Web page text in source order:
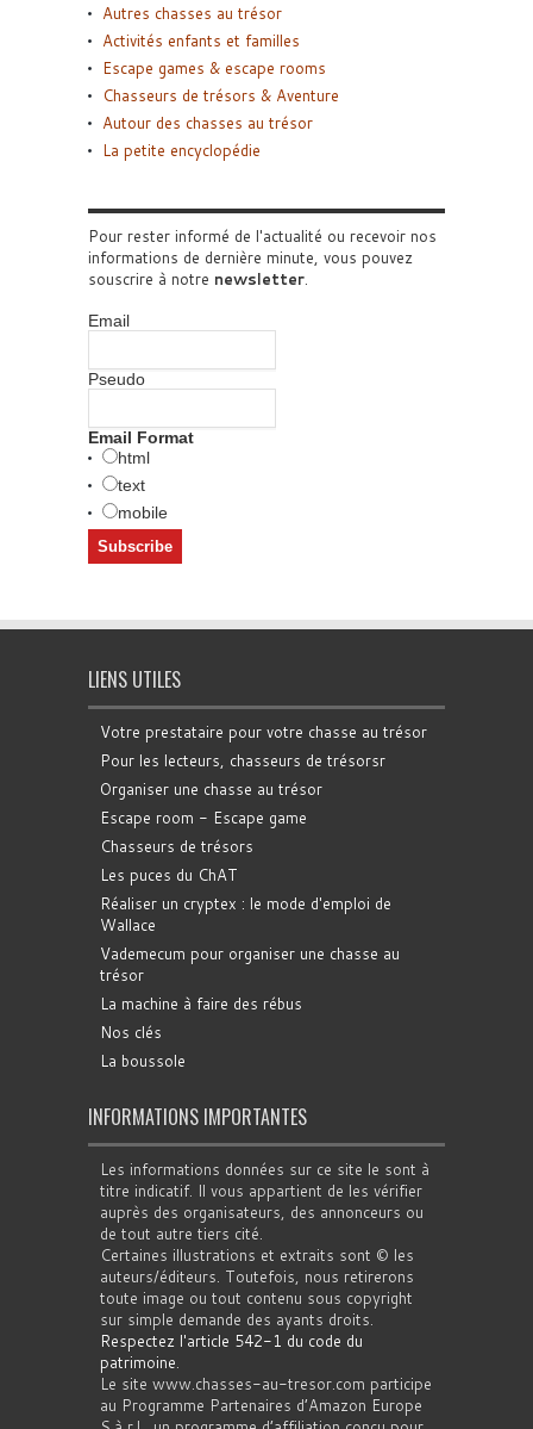
Autres chasses au trésor
Activités enfants et familles
Escape games & escape rooms
Chasseurs de trésors & Aventure
Autour des chasses au trésor
La petite encyclopédie
Pour rester informé de l'actualité ou recevoir nos
informations de dernière minute, vous pouvez
souscrire à notre newsletter.
Email
Pseudo
Email Format
html
text
mobile
LIENS UTILES
Votre prestataire pour votre chasse au trésor
Pour les lecteurs, chasseurs de trésorsr
Organiser une chasse au trésor
Escape room - Escape game
Chasseurs de trésors
Les puces du ChAT
Réaliser un cryptex : le mode d'emploi de
Wallace
Vademecum pour organiser une chasse au
trésor
La machine à faire des rébus
Nos clés
La boussole
INFORMATIONS IMPORTANTES
Les informations données sur ce site le sont à
titre indicatif. Il vous appartient de les vérifier
auprès des organisateurs, des annonceurs ou
de tout autre tiers cité.
Certaines illustrations et extraits sont © les
auteurs/éditeurs. Toutefois, nous retirerons
toute image ou tout contenu sous copyright
sur simple demande des ayants droits.
Respectez l'article 542-1 du code du
patrimoine.
Le site www.chasses-au-tresor.com participe
au Programme Partenaires d’Amazon Europe